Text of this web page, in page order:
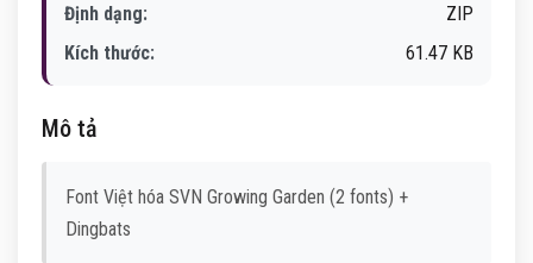
Định dạng:
ZIP
Kích thước:
61.47 KB
Mô tả
Font Việt hóa SVN Growing Garden (2 fonts) +
Dingbats